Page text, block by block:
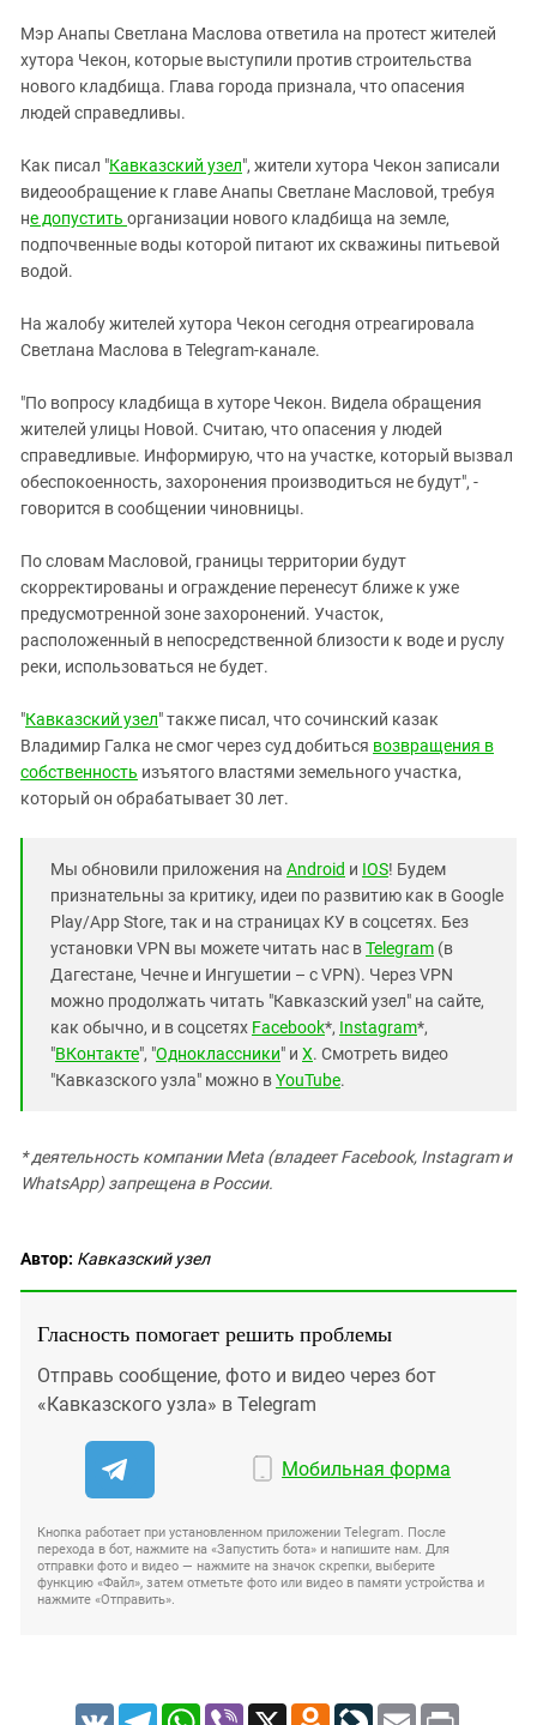
КАВКАЗ ЗА ПАЛЕСТИНУ
ИНАКОМЫСЛИЕ В ЧЕЧНЕ
ПРЕСЛЕДОВАНИЕ АКТИВИСТОВ
Ингушетия
Кабардино-Балкария
Карачаево-Черкесия
Краснодарский край
Нагорный Карабах
Российская Федерация
Ростовская область
Северная Осетия - Алания
Ставропольский край
Чечня
Южная Осетия
Мэр Анапы Светлана Маслова ответила на протест жителей
хутора Чекон, которые выступили против строительства
нового кладбища. Глава города признала, что опасения
людей справедливы.
Как писал "Кавказский узел", жители хутора Чекон записали
видеообращение к главе Анапы Светлане Масловой, требуя
не допустить организации нового кладбища на земле,
подпочвенные воды которой питают их скважины питьевой
водой.
На жалобу жителей хутора Чекон сегодня отреагировала
Светлана Маслова в Telegram-канале.
"По вопросу кладбища в хуторе Чекон. Видела обращения
жителей улицы Новой. Считаю, что опасения у людей
справедливые. Информирую, что на участке, который вызвал
обеспокоенность, захоронения производиться не будут", -
говорится в сообщении чиновницы.
По словам Масловой, границы территории будут
скорректированы и ограждение перенесут ближе к уже
предусмотренной зоне захоронений. Участок,
расположенный в непосредственной близости к воде и руслу
реки, использоваться не будет.
"Кавказский узел" также писал, что сочинский казак
Владимир Галка не смог через суд добиться возвращения в
собственность изъятого властями земельного участка,
который он обрабатывает 30 лет.
Мы обновили приложения на Android и IOS! Будем
признательны за критику, идеи по развитию как в Google
Play/App Store, так и на страницах КУ в соцсетях. Без
установки VPN вы можете читать нас вTelegram (в
Дагестане, Чечне и Ингушетии – с VPN). Через VPN
можно продолжать читать "Кавказский узел" на сайте,
как обычно, и в соцсетях Facebook*, Instagram*,
"ВКонтакте", "Одноклассники" и X. Смотреть видео
"Кавказского узла" можно вYouTube.
* деятельность компании Meta (владеет Facebook, Instagram и
WhatsApp) запрещена в России.
Автор: Кавказский узел
Гласность помогает решить проблемы
Отправь сообщение, фото и видео через бот
«Кавказского узла» в Telegram
Мобильная форма
Кнопка работает при установленном приложении Telegram. После
перехода в бот, нажмите на «Запустить бота» и напишите нам. Для
отправки фото и видео — нажмите на значок скрепки, выберите
функцию «Файл», затем отметьте фото или видео в памяти устройства и
нажмите «Отправить».
VK TelegramWhatsApp
Viber X Odnoklassniki
LiveJournal
Email Print